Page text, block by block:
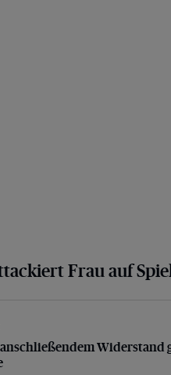
Frau auf
Widerstand
Widerstand